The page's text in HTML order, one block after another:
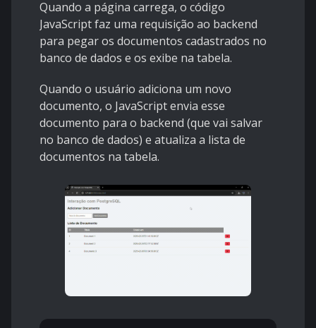
Quando a página carrega, o código
JavaScript faz uma requisição ao backend
para pegar os documentos cadastrados no
banco de dados e os exibe na tabela.
Quando o usuário adiciona um novo
documento, o JavaScript envia esse
documento para o backend (que vai salvar
no banco de dados) e atualiza a lista de
documentos na tabela.